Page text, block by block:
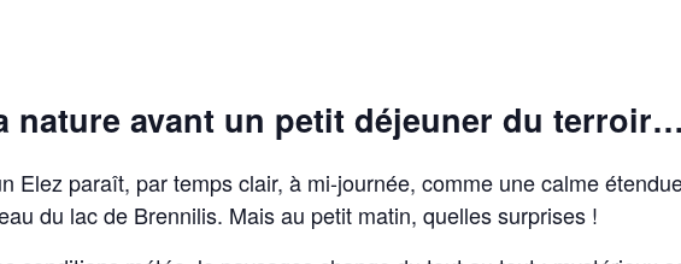
nature avant un petit déjeuner du terroir…
Elez paraît, par temps clair, à mi-journée, comme une calme
du lac de Brennilis. Mais au petit matin, quelles surprises !